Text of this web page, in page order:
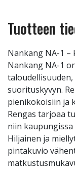
Tuotteen
Nankang NA-1 –
Nankang NA-1
suorituskyvyn.
pienikokoisiin ja
Rengas tarjoaa
niin
Hiljainen ja
pintakuvio